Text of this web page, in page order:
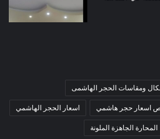
ومقاسات الحجر الهاشمى
اسعار حجر هاشمي اسعار الحجر الهاشمي
المحارة الجاهزة الملونة